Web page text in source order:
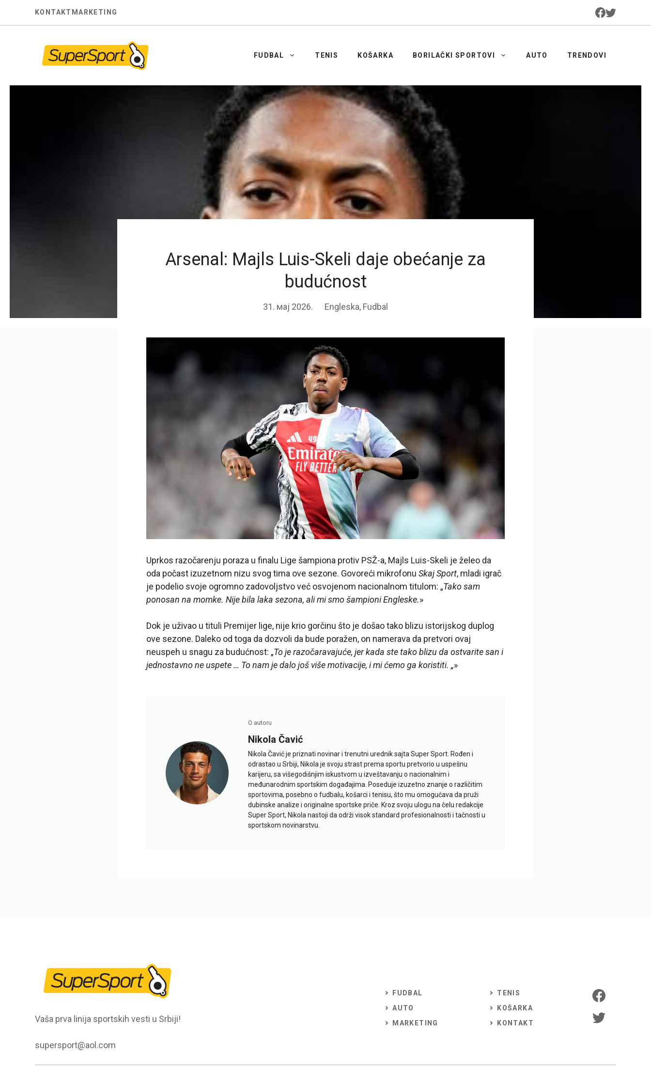
KONTAKT MARKETING
FUDBAL TENIS KOŠARKA BORILAČKI SPORTOVI AUTO TRENDOVI
Arsenal: Majls Luis-Skeli daje obećanje za
budućnost
31. мај 2026. Engleska, Fudbal
Uprkos razočarenju poraza u finalu Lige šampiona protiv PSŽ-a, Majls Luis-Skeli je želeo da
oda počast izuzetnom nizu svog tima ove sezone. Govoreći mikrofonu Skaj Sport, mladi igrač
je podelio svoje ogromno zadovoljstvo već osvojenom nacionalnom titulom: „Tako sam
ponosan na momke. Nije bila laka sezona, ali mi smo šampioni Engleske.»
Dok je uživao u tituli Premijer lige, nije krio gorčinu što je došao tako blizu istorijskog duplog
ove sezone. Daleko od toga da dozvoli da bude poražen, on namerava da pretvori ovaj
neuspeh u snagu za budućnost: „To je razočaravajuće, jer kada ste tako blizu da ostvarite san i
jednostavno ne uspete … To nam je dalo još više motivacije, i mi ćemo ga koristiti. „»
O autoru
Nikola Čavić
Nikola Čavić je priznati novinar i trenutni urednik sajta Super Sport. Rođen i
odrastao u Srbiji, Nikola je svoju strast prema sportu pretvorio u uspešnu
karijeru, sa višegodišnjim iskustvom u izveštavanju o nacionalnim i
međunarodnim sportskim događajima. Poseduje izuzetno znanje o različitim
sportovima, posebno o fudbalu, košarci i tenisu, što mu omogućava da pruži
dubinske analize i originalne sportske priče. Kroz svoju ulogu na čelu redakcije
Super Sport, Nikola nastoji da održi visok standard profesionalnosti i tačnosti u
sportskom novinarstvu.
Vaša prva linija sportskih vesti u Srbiji!
supersport@aol.com
FUDBAL
AUTO
MARKETING
TENIS
KOŠARKA
KONTAKT